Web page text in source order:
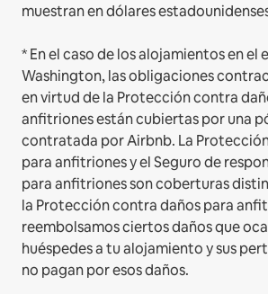
muestran en dólares
* En el caso de los alojamientos en el
Washington, las obligaciones
en virtud de la Protección contra
anfitriones están cubiertas por una
contratada por Airbnb. La
para anfitriones y el Seguro de
para anfitriones son coberturas
la Protección contra daños para
reembolsamos ciertos daños que
huéspedes a tu alojamiento y sus
no pagan por esos daños.